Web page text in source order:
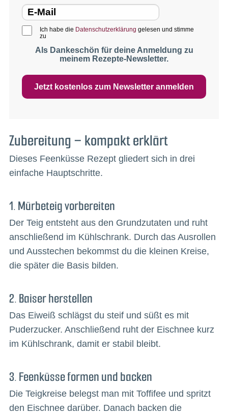
Ich habe die Datenschutzerklärung gelesen und stimme
zu
Als Dankeschön für deine Anmeldung zu
meinem Rezepte-Newsletter.
Jetzt kostenlos zum Newsletter anmelden
Zubereitung – kompakt erklärt
Dieses Feenküsse Rezept gliedert sich in drei
einfache Hauptschritte.
1. Mürbeteig vorbereiten
Der Teig entsteht aus den Grundzutaten und ruht
anschließend im Kühlschrank. Durch das Ausrollen
und Ausstechen bekommst du die kleinen Kreise,
die später die Basis bilden.
2. Baiser herstellen
Das Eiweiß schlägst du steif und süßt es mit
Puderzucker. Anschließend ruht der Eischnee kurz
im Kühlschrank, damit er stabil bleibt.
3. Feenküsse formen und backen
Die Teigkreise belegst man mit Toffifee und spritzt
den Eischnee darüber. Danach backen die